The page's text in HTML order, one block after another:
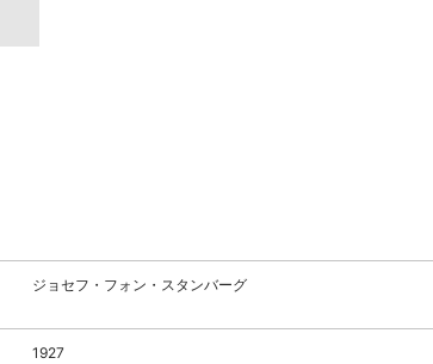
ジョセフ・フォン・スタンバーグ
1927